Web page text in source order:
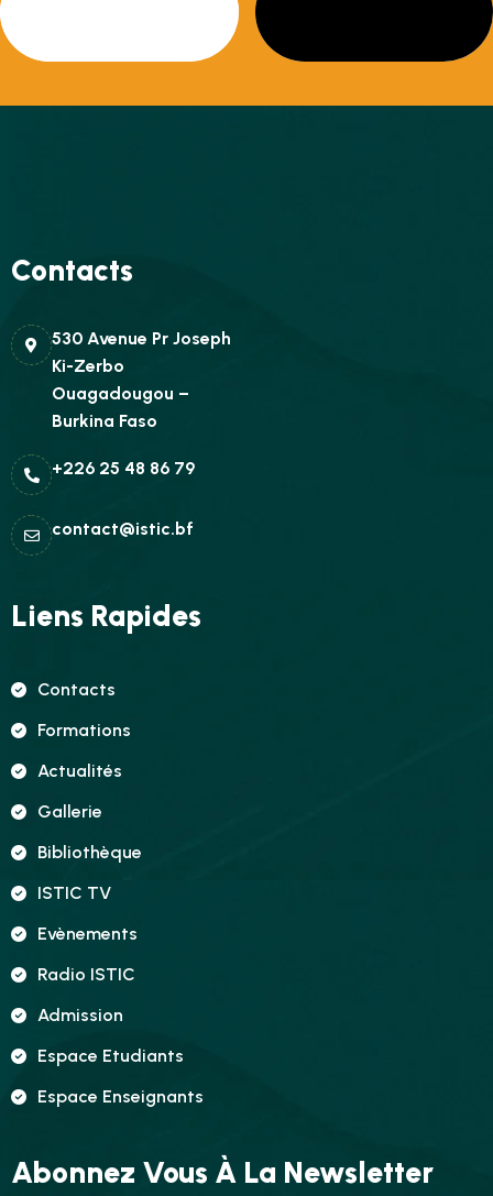
Contacts
530 Avenue Pr Joseph
Ki-Zerbo
Ouagadougou –
Burkina Faso
+226 25 48 86 79
contact@istic.bf
Liens Rapides
Contacts
Formations
Actualités
Gallerie
Bibliothèque
ISTIC TV
Evènements
Radio ISTIC
Admission
Espace Etudiants
Espace Enseignants
Abonnez Vous À La Newsletter